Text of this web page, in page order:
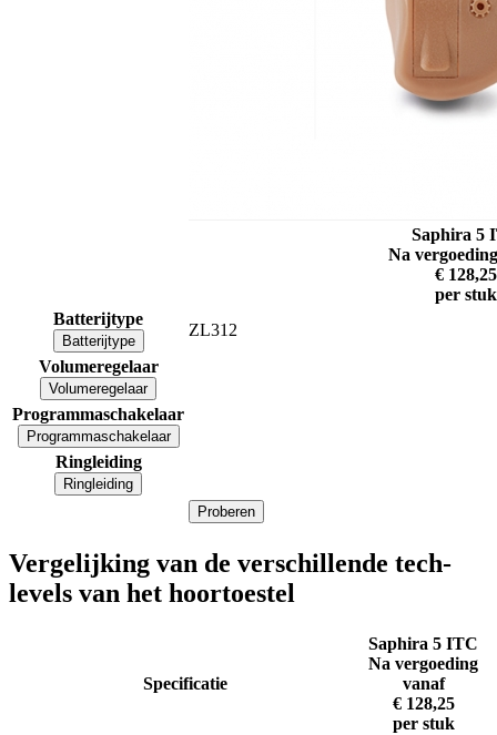
Saphira 5
Na
€ 128,25
per stuk
Batterijtype
Batterijtype
ZL312
Volumeregelaar
Volumeregelaar
Programmaschakelaar
Programmaschakelaar
Ringleiding
Ringleiding
Proberen
Vergelijking van de verschillende tech-
levels van het hoortoestel
Specificatie
Saphira 5 ITC
Na vergoeding
vanaf
€ 128,25
per stuk